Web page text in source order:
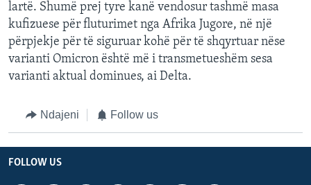
lartë. Shumë prej tyre kanë vendosur tashmë masa
kufizuese për fluturimet nga Afrika Jugore, në një
përpjekje për të siguruar kohë për të shqyrtuar nëse
varianti Omicron është më i transmetueshëm sesa
varianti aktual dominues, ai Delta.
Ndajeni Follow us
FOLLOW US